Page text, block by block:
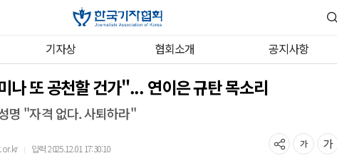
기자상 협회소개 공지사항
나 또 공천할 건가"... 연이은 규탄 목소리
명 "자격 없다. 사퇴하라"
｜ 입력 2025.12.01 17:30:10